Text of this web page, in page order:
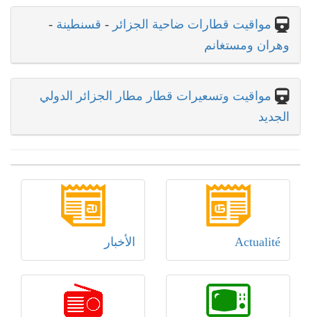
مواقيت قطارات ضاحية الجزائر - قسنطينة -
وهران ومستغانم
مواقيت وتسعيرات قطار مطار الجزائر الدولي
الجديد
Actualité الأخبار